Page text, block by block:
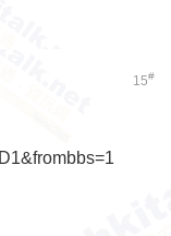
15#